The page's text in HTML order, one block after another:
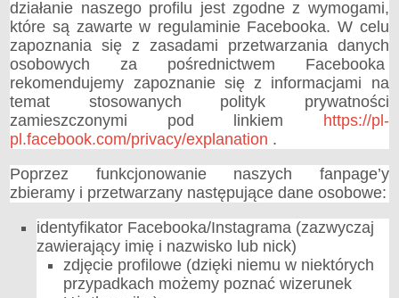
działanie naszego profilu jest zgodne z wymogami,
które są zawarte w regulaminie Facebooka. W celu
zapoznania się z zasadami przetwarzania danych
osobowych za pośrednictwem Facebooka
rekomendujemy zapoznanie się z informacjami na
temat stosowanych polityk prywatności
zamieszczonymi pod linkiem
https://pl-
pl.facebook.com/privacy/explanation .
Poprzez funkcjonowanie naszych fanpage’y
zbieramy i przetwarzany następujące dane osobowe:
identyfikator Facebooka/Instagrama (zazwyczaj
zawierający imię i nazwisko lub nick)
zdjęcie profilowe (dzięki niemu w niektórych
przypadkach możemy poznać wizerunek